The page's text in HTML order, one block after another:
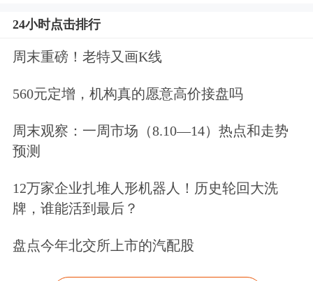
销售方向性明确
中国证券报记者在采访中发现，销售渠
道转向的方向性明确。券商、银行等销
股债平衡等类型的基金。上述券商营业
当前A股市场的波动，考虑到市场风险
的意愿也比较高。
24小时点击排行
周末重磅！老特又画K线
560元定增，机构真的愿意高价接盘吗
周末观察：一周市场（8.10—14）热点和走势
预测
12万家企业扎堆人形机器人！历史轮回大洗
牌，谁能活到最后？
盘点今年北交所上市的汽配股